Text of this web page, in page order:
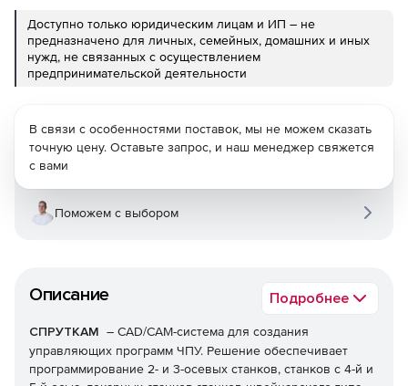
Доступно только юридическим лицам и ИП – не
предназначено для личных, семейных, домашних и иных
нужд, не связанных с осуществлением
предпринимательской деятельности
Описание Подробнее
СПРУТКАМ – CAD/CAM-система для создания
управляющих программ ЧПУ. Решение обеспечивает
программирование 2- и 3-осевых станков, станков с 4-й и
В связи с особенностями поставок, мы не можем сказать
точную цену. Оставьте запрос, и наш менеджер свяжется
с вами
Поможем с выбором